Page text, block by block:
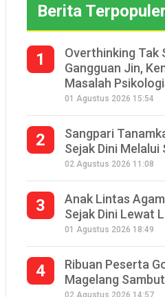
Berita Terpopuler
1
Overthinking Tak
Gangguan Jin,
Masalah
01 Agustus 2026 15:54
2
Sangpari
Sejak Dini Melalui
02 Agustus 2026 11:08
3
Anak Lintas
Sejak Dini Lewat
01 Agustus 2026 18:49
4
Ribuan Peserta
Magelang
02 Agustus 2026 14:57